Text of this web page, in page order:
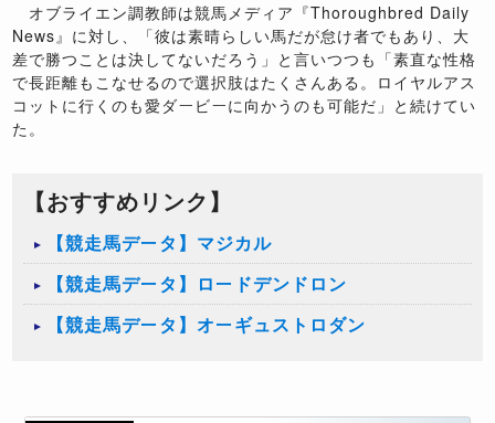
オブライエン調教師は競馬メディア『Thoroughbred Daily
News』に対し、「彼は素晴らしい馬だが怠け者でもあり、大
差で勝つことは決してないだろう」と言いつつも「素直な性格
で長距離もこなせるので選択肢はたくさんある。ロイヤルアス
コットに行くのも愛ダービーに向かうのも可能だ」と続けてい
た。
【おすすめリンク】
【競走馬データ】マジカル
【競走馬データ】ロードデンドロン
【競走馬データ】オーギュストロダン